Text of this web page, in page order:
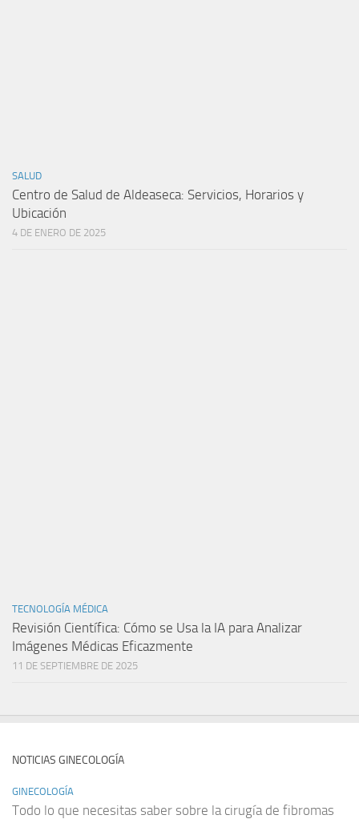
SALUD
Centro de Salud de Aldeaseca: Servicios, Horarios y
Ubicación
4 DE ENERO DE 2025
TECNOLOGÍA MÉDICA
Revisión Científica: Cómo se Usa la IA para Analizar
Imágenes Médicas Eficazmente
11 DE SEPTIEMBRE DE 2025
NOTICIAS GINECOLOGÍA
GINECOLOGÍA
Todo lo que necesitas saber sobre la cirugía de fibromas